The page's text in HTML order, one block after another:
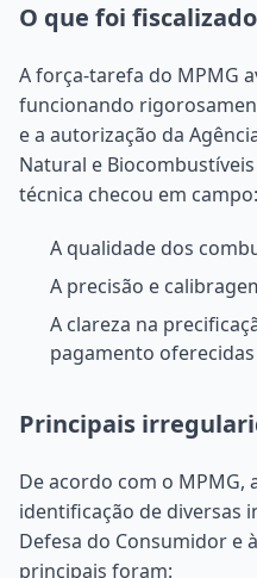
O que foi
A força-tarefa do MPMG
funcionando
e a autorização da
Natural e
técnica checou em campo:
A qualidade dos
A precisão e
A clareza na
pagamento
Principais
De acordo com o MPMG,
identificação de diversas
Defesa do Consumidor e
principais foram: